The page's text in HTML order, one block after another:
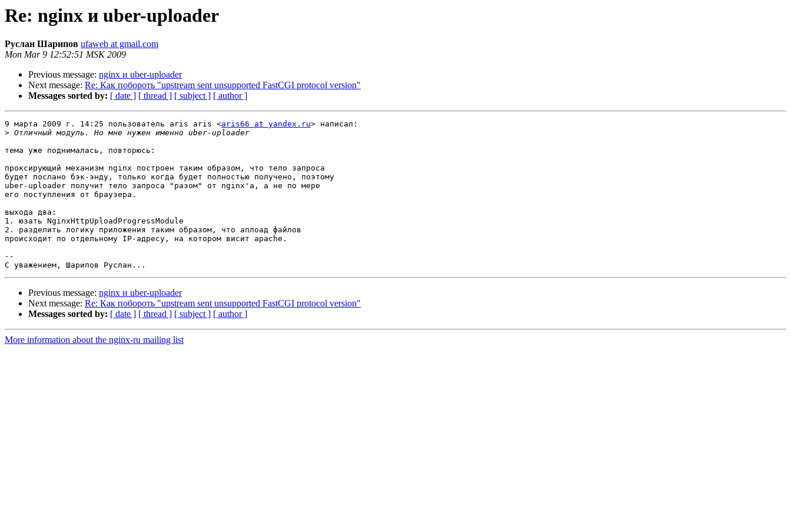
Re: nginx и uber-uploader
Руслан Шарипов ufaweb at gmail.com
Mon Mar 9 12:52:51 MSK 2009
Previous message: nginx и uber-uploader
Next message: Re: Как побороть "upstream sent unsupported FastCGI protocol version"
Messages sorted by: [ date ] [ thread ] [ subject ] [ author ]
9 марта 2009 г. 14:25 пользователь aris aris <aris66 at yandex.ru> написал:
>
тема уже поднималась, повторюсь:
проксирующий механизм nginx построен таким образом, что тело запроса
будет послано бэк-энду, только когда будет полностью получено, поэтому
uber-uploader получит тело запроса "разом" от nginx'а, а не по мере
его поступления от браузера.
выхода два:
1. юзать NginxHttpUploadProgressModule
2. разделить логику приложения таким образом, что аплоад файлов
происходит по отдельному IP-адресу, на котором висит apache.
--
Previous message: nginx и uber-uploader
Next message: Re: Как побороть "upstream sent unsupported FastCGI protocol version"
Messages sorted by: [ date ] [ thread ] [ subject ] [ author ]
More information about the nginx-ru mailing list